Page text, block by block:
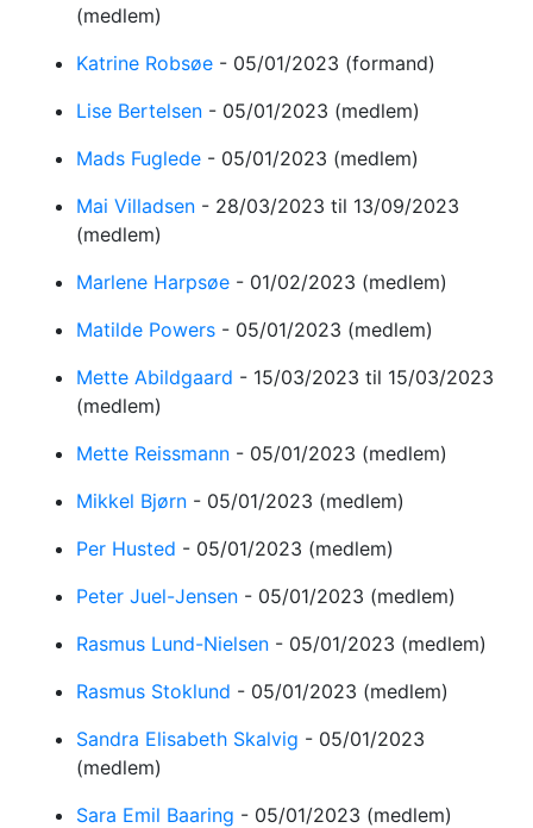
(medlem)
Katrine Robsøe - 05/01/2023 (formand)
Lise Bertelsen - 05/01/2023 (medlem)
Mads Fuglede - 05/01/2023 (medlem)
Mai Villadsen - 28/03/2023 til 13/09/2023
(medlem)
Marlene Harpsøe - 01/02/2023 (medlem)
Matilde Powers - 05/01/2023 (medlem)
Mette Abildgaard - 15/03/2023 til 15/03/2023
(medlem)
Mette Reissmann - 05/01/2023 (medlem)
Mikkel Bjørn - 05/01/2023 (medlem)
Per Husted - 05/01/2023 (medlem)
Peter Juel-Jensen - 05/01/2023 (medlem)
Rasmus Lund-Nielsen - 05/01/2023 (medlem)
Rasmus Stoklund - 05/01/2023 (medlem)
Sandra Elisabeth Skalvig - 05/01/2023
(medlem)
Sara Emil Baaring - 05/01/2023 (medlem)